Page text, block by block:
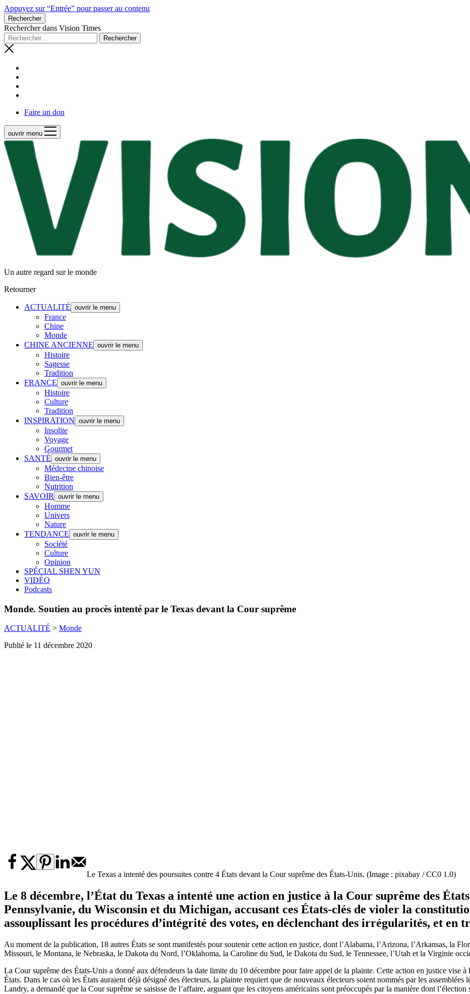
Appuyez sur “Entrée” pour passer au contenu
Rechercher
Rechercher dans Vision Times
Faire un don
ouvrir menu
Un autre regard sur le monde
Retourner
ACTUALITÉ ouvrir le menu
France
Chine
Monde
CHINE ANCIENNE ouvrir le menu
Histoire
Sagesse
Tradition
FRANCE ouvrir le menu
Histoire
Culture
Tradition
INSPIRATION ouvrir le menu
Insolite
Voyage
Gourmet
SANTÉ ouvrir le menu
Médecine chinoise
Bien-être
Nutrition
SAVOIR
ouvrir le menu
Homme
Univers
Nature
TENDANCE ouvrir le menu
Société
Culture
Opinion
SPÉCIAL SHEN YUN
VIDÉO
Podcasts
Monde. Soutien au procès intenté par le Texas devant la Cour suprême
ACTUALITÉ > Monde
Publié le 11 décembre 2020
Le Texas a intenté des poursuites contre 4 États devant la Cour suprême des États-Unis. (Image : pixabay / CC0 1.0)
Le 8 décembre, l’État du Texas a intenté une action en justice à la Cour suprême des
Pennsylvanie, du Wisconsin et du Michigan, accusant ces États-clés de violer la
assouplissant les procédures d’intégrité des votes, en déclenchant des irrégularités, et en
Au moment de la publication, 18 autres États se sont manifestés pour soutenir cette action en justice, dont l’Alabama, l’Arizona, l’Arkansas, la
Missouri, le Montana, le Nebraska, le Dakota du Nord, l’Oklahoma, la Caroline du Sud, le Dakota du Sud, le Tennessee, l’Utah et la Virginie
La Cour suprême des États-Unis a donné aux défendeurs la date limite du 10 décembre pour faire appel de la plainte. Cette action en justice vise
États. Dans le cas où les États auraient déjà désigné des électeurs, la plainte requiert que de nouveaux électeurs soient nommés par les
Landry, a demandé que la Cour suprême se saisisse de l’affaire, arguant que les citoyens américains sont préoccupés par la manière dont l’élection